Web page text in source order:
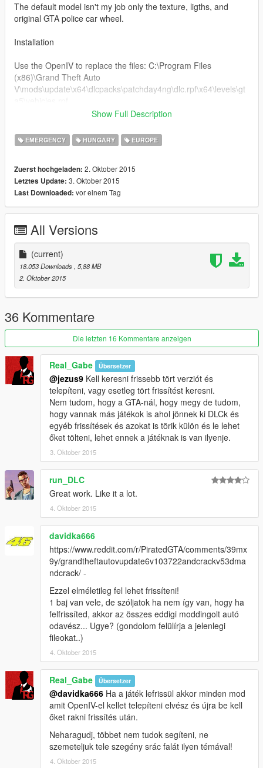
The default model isn't my job only the texture, ligths, and
original GTA police car wheel.
Installation
Use the OpenIV to replace the files: C:\Program Files
(x86)\Grand Theft Auto
V\mods\update\x64\dlcpacks\patchday4ng\dlc.rpf\x64\levels\gt
Show Full Description
EMERGENCY HUNGARY EUROPE
Zuerst hochgeladen: 2. Oktober 2015
Letztes Update: 3. Oktober 2015
Last Downloaded: vor einem Tag
All Versions
(current)
18.053 Downloads , 5,88 MB
2. Oktober 2015
36 Kommentare
Die letzten 16 Kommentare anzeigen
Real_Gabe Übersetzer
@jezus9 Kell keresni frissebb tört verziót és
telepíteni, vagy esetleg tört frissítést keresni.
Nem tudom, hogy a GTA-nál, hogy megy de tudom,
hogy vannak más játékok is ahol jönnek ki DLCk és
egyéb frissítések és azokat is törik külön és le lehet
őket tölteni, lehet ennek a játéknak is van ilyenje.
3. Oktober 2015
run_DLC
Great work. Like it a lot.
4. Oktober 2015
davidka666
https://www.reddit.com/r/PiratedGTA/comments/39mx
9y/grandtheftautovupdate6v103722andcrackv53dma
ndcrack/ -
Ezzel elméletileg fel lehet frissíteni!
1 baj van vele, de szóljatok ha nem így van, hogy ha
felfrissíted, akkor az összes eddigi moddingolt autó
odavész... Ugye? (gondolom felülírja a jelenlegi
fileokat..)
4. Oktober 2015
Real_Gabe Übersetzer
@davidka666 Ha a játék lefrissül akkor minden mod
amit OpenIV-el kellet telepíteni elvész és újra be kell
őket rakni frissítés után.
Neharagudj, többet nem tudok segíteni, ne
szemeteljuk tele szegény srác falát ilyen témával!
4. Oktober 2015